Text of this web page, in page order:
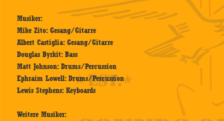
Musiker:
Mike Zito: Gesang/Gitarre
Albert Castiglia: Gesang/Gitarre
Douglas Byrkit: Bass
Matt Johnson: Drums/Percussion
Ephraim Lowell: Drums/Percussion
Lewis Stephens: Keyboards
Weitere Musiker: